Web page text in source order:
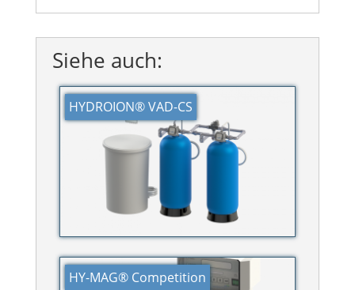
Siehe auch:
HYDROION® VAD-CS
HY-MAG® Competition